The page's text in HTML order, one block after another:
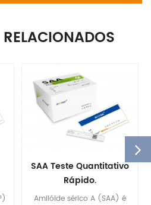
SAA Teste Quantitativo
Rápido.
Amilóide sérico A (SAA) é